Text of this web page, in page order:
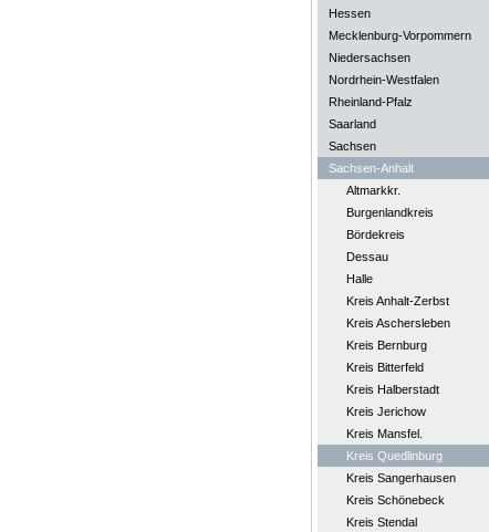
Hessen
Mecklenburg-Vorpommern
Niedersachsen
Nordrhein-Westfalen
Rheinland-Pfalz
Saarland
Sachsen
Sachsen-Anhalt
Altmarkkr.
Burgenlandkreis
Bördekreis
Dessau
Halle
Kreis Anhalt-Zerbst
Kreis Aschersleben
Kreis Bernburg
Kreis Bitterfeld
Kreis Halberstadt
Kreis Jerichow
Kreis Mansfel.
Kreis Quedlinburg
Kreis Sangerhausen
Kreis Schönebeck
Kreis Stendal